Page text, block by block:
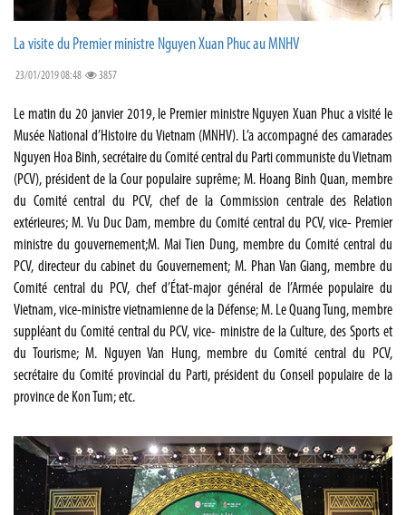
La visite du Premier ministre Nguyen Xuan Phuc au MNHV
23/01/2019 08:48 3857
Le matin du 20 janvier 2019, le Premier ministre Nguyen Xuan Phuc a visité le
Musée National d’Histoire du Vietnam (MNHV). L’a accompagné des camarades
Nguyen Hoa Binh, secrétaire du Comité central du Parti communiste du Vietnam
(PCV), président de la Cour populaire suprême; M. Hoang Binh Quan, membre
du Comité central du PCV, chef de la Commission centrale des Relation
extérieures; M. Vu Duc Dam, membre du Comité central du PCV, vice- Premier
ministre du gouvernement;M. Mai Tien Dung, membre du Comité central du
PCV, directeur du cabinet du Gouvernement; M. Phan Van Giang, membre du
Comité central du PCV, chef d’État-major général de l’Armée populaire du
Vietnam, vice-ministre vietnamienne de la Défense; M. Le Quang Tung, membre
suppléant du Comité central du PCV, vice- ministre de la Culture, des Sports et
du Tourisme; M. Nguyen Van Hung, membre du Comité central du PCV,
secrétaire du Comité provincial du Parti, président du Conseil populaire de la
province de Kon Tum; etc.